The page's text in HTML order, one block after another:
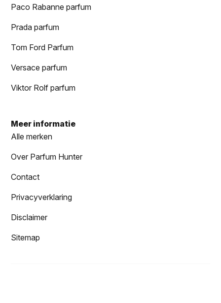
Paco Rabanne parfum
Prada parfum
Tom Ford Parfum
Versace parfum
Viktor Rolf parfum
Meer informatie
Alle merken
Over Parfum Hunter
Contact
Privacyverklaring
Disclaimer
Sitemap